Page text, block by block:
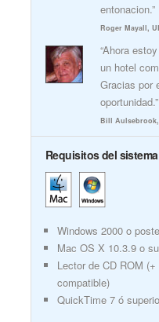
entonacion.”
Roger Mayall,
“Ahora
un hotel
Gracias por
oportunidad.”
Bill
Requisitos del sistema
Windows 2000 o
Mac OS X 10.3.9 o
Lector de CD ROM
compatible)
QuickTime 7 ó